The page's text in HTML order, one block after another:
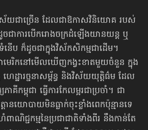
ស័យជាច្រើន ដែលជាឱកាសវិនិយោគ របស់
ចជាការបើករោងចក្រដំឡើង​យានយន្ត ឬ
ទំនើប ក៏ដូចជាក្នុងវិស័កសិកម្មជាដើម។
រិកនៅមើលឃើញ​កង្វះខាត​មួយចំនួន ក្នុង
ដ្ឋារច្ជនាសម្ព័ន្ធ និងវិស័យយុត្តិធ៌ម ដែល
ភាគីកម្ពុជា ធ្វើការកែលម្អរ​ជាប្រចាំ។ ជា
នយោបាយ​​មិនធ្លាក់ចុះខ្លាំងពេកប៉ុន្មានទេ
ណិជ្ជកម្ម​​នៃប្រជាជាតិទាំងពីរ នឹង​កាន់តែ​